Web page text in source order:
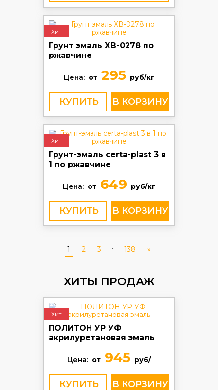
Хит
Грунт эмаль ХВ-0278 по
ржавчине
Цена: от295 руб/кг
КУПИТЬ
Хит
Грунт-эмаль certa-plast 3 в
1 по ржавчине
Цена: от649 руб/кг
КУПИТЬ
1 2 3 ... 138 »
ХИТЫ ПРОДАЖ
Хит
ПОЛИТОН УР УФ
акрилуретановая эмаль
Цена: от 945 руб/
КУПИТЬ